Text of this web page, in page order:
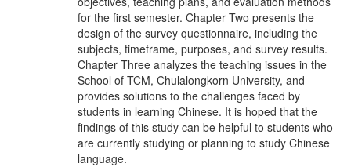
for the first semester. Chapter Two presents the
design of the survey questionnaire, including the
subjects, timeframe, purposes, and survey results.
Chapter Three analyzes the teaching issues in the
School of TCM, Chulalongkorn University, and
provides solutions to the challenges faced by
students in learning Chinese. It is hoped that the
findings of this study can be helpful to students who
are currently studying or planning to study Chinese
language.